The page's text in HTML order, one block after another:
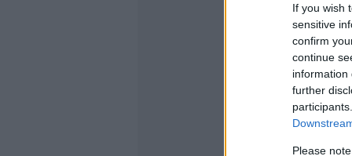
If you wish
sensitive
confirm
continue
information
further
Please